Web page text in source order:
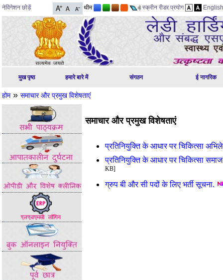
नेविगेशन छोड़ें थीम स्क्रीन रीडर प्रयोग English
मुख पृष्ठ हमारे बारे में संगठन ई नागरिक
होम» समाचार और प्रमुख विशेषताएं
समाचार और प्रमुख विशेषताएं
प्रतिनियुक्ति के आधार पर चिकित्सा
प्रतिनियुक्ति के आधार पर चिकित्सा
KB]
ग्रुप बी और सी पदों के लिए भर्ती सूचना.